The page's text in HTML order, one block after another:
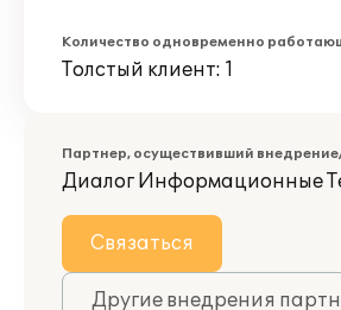
Количество одновременно
Толстый клиент: 1
Партнер, осуществивший
Диалог Информационные
Связаться
Другие внедрения